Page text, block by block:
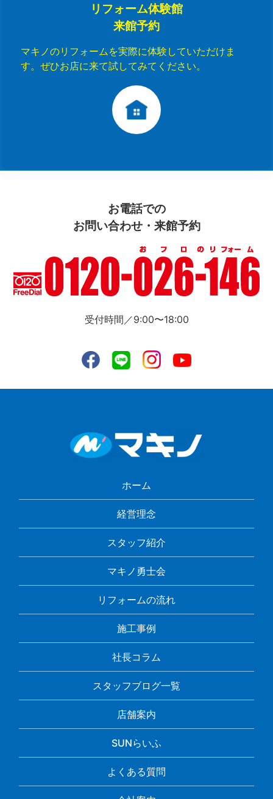
リフォーム体験館
来館予約
マキノのリフォームを実際に体験していただけま
す。ぜひお店に来て試してみてください。
お電話での
お問い合わせ・来館予約
受付時間／9:00〜18:00
ホーム
経営理念
スタッフ紹介
マキノ勇士会
リフォームの流れ
施工事例
社長コラム
スタッフブログ一覧
店舗案内
SUNらいふ
よくある質問